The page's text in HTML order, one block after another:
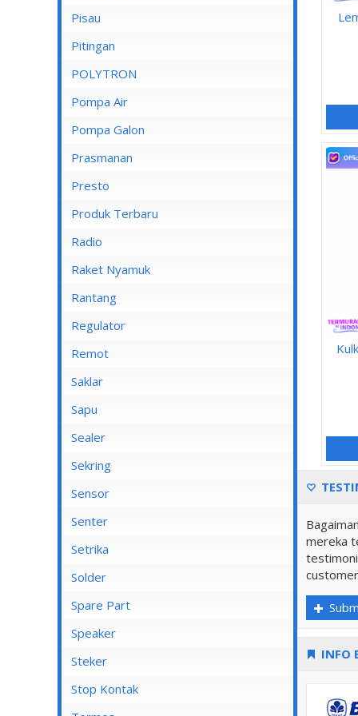
Lampu Spotlight
Pisau
Pitingan
POLYTRON
Pompa Air
Pompa Air Panasonic
Pompa Air Shimizu
Pompa Galon
Prasmanan
Presto
Produk Terbaru
Radio
Raket Nyamuk
Rantang
Regulator
Remot
Saklar
Bel
Mata Saklar
Saklar Isi 1
Saklar Isi 2
Saklar Tembok
Sapu
Sealer
Sekring
Sensor
Senter
Senter Kepala
Setrika
Setrika Cosmos
Setrika Maspion
Setrika Miyako
Setrika Philips
Setrika Sanken
Solder
Spare Part
Speaker
Kiseki
Rinrei
Steker
Stop Kontak
mereka
INFO